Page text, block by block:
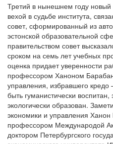
Третий в нынешнем году
вехой в судьбе института,
совет, сформированный из
эстонской образовательной
правительством совет
сроком на семь лет учебных
оценка придает уверенности
профессором Ханоном
управления, избравшего
быть гуманистически
экологически образован.
экономики и управления
профессором Международой
доктором Петербургского